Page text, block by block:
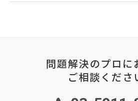
問題解決のプロに
ご相談くださ